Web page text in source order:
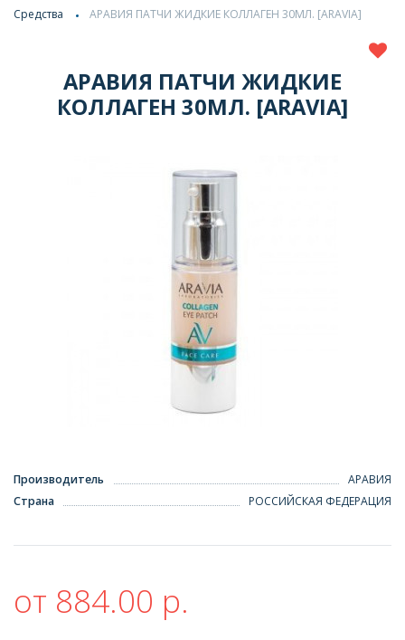
Средства
АРАВИЯ ПАТЧИ ЖИДКИЕ КОЛЛАГЕН 30МЛ. [ARAVIA]
АРАВИЯ ПАТЧИ ЖИДКИЕ
КОЛЛАГЕН 30МЛ. [ARAVIA]
Производитель
АРАВИЯ
Страна
РОССИЙСКАЯ ФЕДЕРАЦИЯ
от 884.00 р.